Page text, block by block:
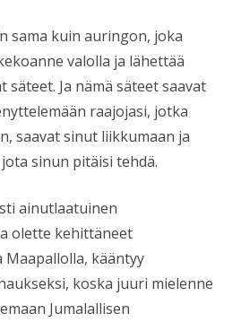
sama kuin auringon, joka
valolla ja lähettää
säteet. Ja nämä säteet saavat
raajojasi, jotka
saavat sinut liikkumaan ja
sinun pitäisi tehdä.
ainutlaatuinen
olette kehittäneet
kääntyy
koska juuri mielenne
Jumalallisen